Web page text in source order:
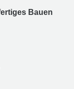
Bauen